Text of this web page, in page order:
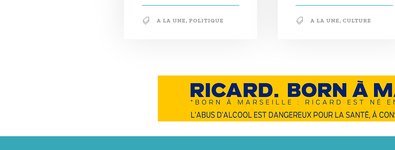
A LA UNE, POLITIQUE A LA UNE, CULTURE